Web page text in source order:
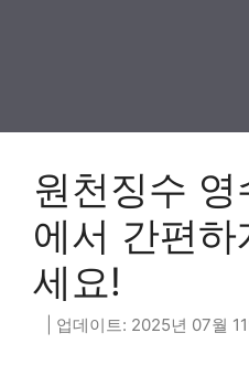
원천징수
에서 간편
세요!
2025년 07월